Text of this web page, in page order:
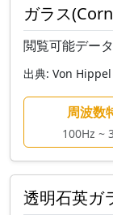
ガラス
閲覧可能デー
出典: Von
周波数
100Hz ~
透明石英ガ